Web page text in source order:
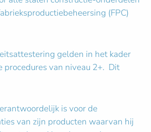
(FPC)
gelden in het kader
procedures van niveau 2+. Dit
is voor de
van zijn producten waarvan hij